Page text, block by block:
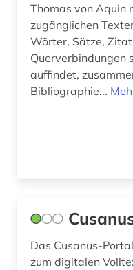
Thomas von Aquin
zugänglichen Texten eine Suchmaschine,
Wörter, Sätze,
Querverbindungen
auffindet,
Bibliographie...
Das Cusanus-Portal
zum digitalen